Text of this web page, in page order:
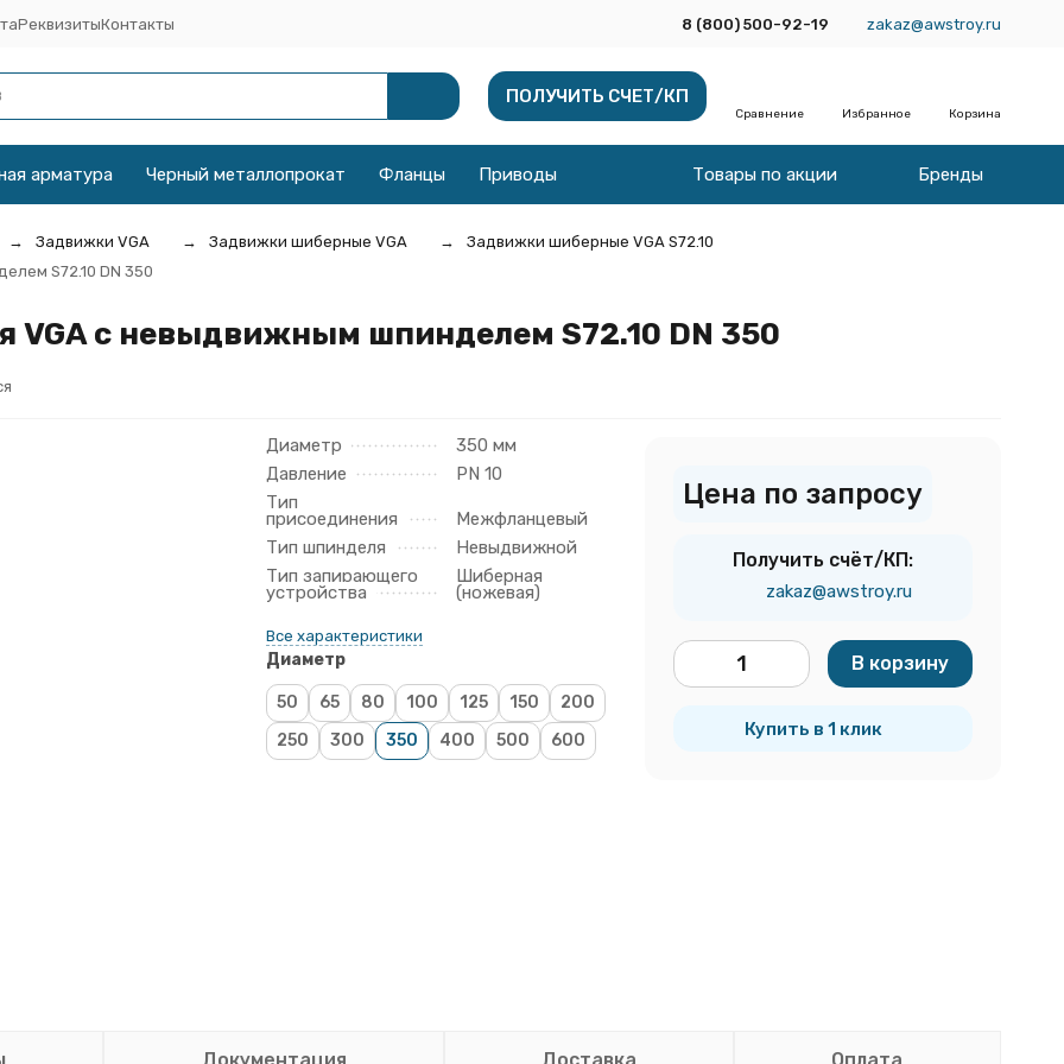
РеквизитыКонтакты 8 (800) 500-92-19 zakaz@awstroy.ru
ПОЛУЧИТЬ СЧЕТ/КП
Сравнение Избранное Корзина
арматура Черный металлопрокат Фланцы Приводы Товары по акции Бренды
Задвижки VGA Задвижки шиберные VGA
Задвижки шиберные VGA S72.10
S72.10 DN 350
с невыдвижным шпинделем S72.10 DN 350
Диаметр
350 мм
Давление
PN 10
Тип
присоединения
Межфланцевый
Тип шпинделя
Невыдвижной
Тип запирающего
устройства
Шиберная
(ножевая)
Все характеристики
Диаметр
50 65 80 100 125 150
200
250
300 350 400 500 600
Цена по запросу
Получить счёт/КП:
zakaz@awstroy.ru
В корзину
Купить в 1 клик